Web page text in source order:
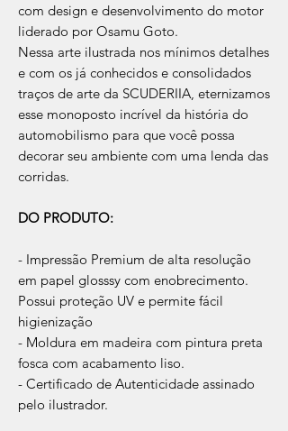
com design e desenvolvimento do motor
liderado por Osamu Goto.
Nessa arte ilustrada nos mínimos detalhes
e com os já conhecidos e consolidados
traços de arte da SCUDERIIA, eternizamos
esse monoposto incrível da história do
automobilismo para que você possa
decorar seu ambiente com uma lenda das
corridas.
DO PRODUTO:
- Impressão Premium de alta resolução
em papel glosssy com enobrecimento.
Possui proteção UV e permite fácil
higienização
- Moldura em madeira com pintura preta
fosca com acabamento liso.
- Certificado de Autenticidade assinado
pelo ilustrador.